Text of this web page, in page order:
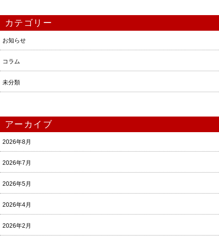
カテゴリー
お知らせ
コラム
未分類
アーカイブ
2026年8月
2026年7月
2026年5月
2026年4月
2026年2月